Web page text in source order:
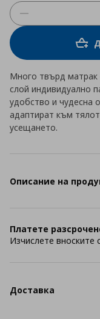
Много твърд матрак
слой индивидуално
удобство и чудесна
адаптират към
усещането.
Описание на
Платете
Изчислете вноските
Доставка